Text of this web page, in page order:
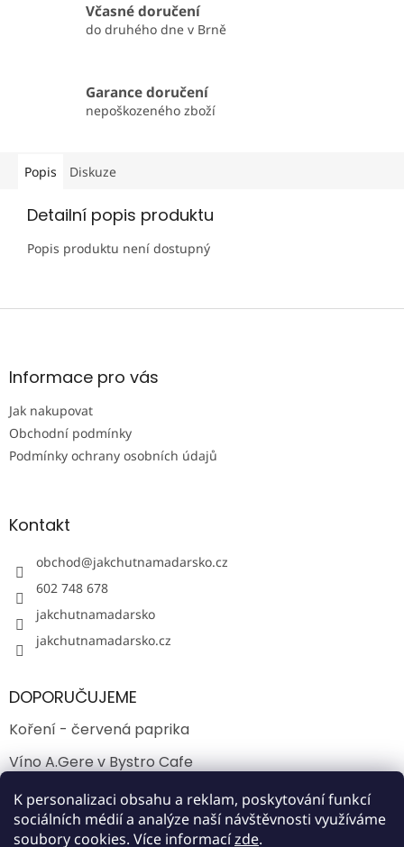
K personalizaci obsahu a reklam, poskytování funkcí
sociálních médií a analýze naší návštěvnosti využíváme
soubory cookies. Více informacízde.
Včasné doručení
do druhého dne v Brně
Garance doručení
nepoškozeného zboží
Popis Diskuze
Detailní popis produktu
Popis produktu není dostupný
Z
aInformace pro vás
Jak nakupovat
Obchodní podmínky
Podmínky ochrany osobních údajů
Kontakt
obchod@jakchutnamadarsko.cz
602 748 678
jakchutnamadarsko
jakchutnamadarsko.cz
DOPORUČUJEME
Koření - červená paprika
Víno A.Gere v Bystro Cafe
Jak chutná víno Kopar ve Villányi?